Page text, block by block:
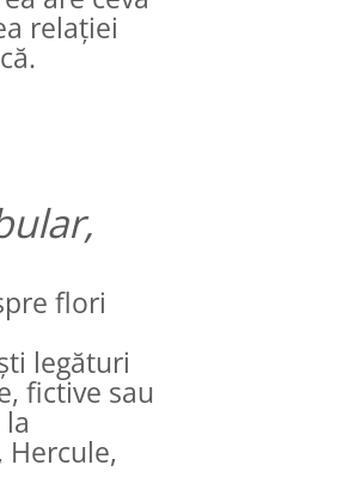
relației
flori
legături
fictive sau
Hercule,